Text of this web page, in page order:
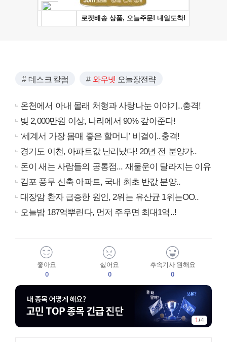
데스크 칼럼 와우넷 오늘장전략
온천에서 아내 몰래 처형과 사랑나눈 이야기..충격!
빚 2,000만원 이상, 나라에서 90% 갚아준다!
‘세계서 가장 몸매 좋은 할머니’ 비결이..충격!
경기도 이천, 아파트값 난리났다! 20년 전 분양가..
돈이 새는 사람들의 공통점... 재물운이 달라지는 이유
김포 풍무 신축 아파트, 국내 최초 반값 분양..
대장암 환자 급증한 원인, 2위는 유산균 1위는OO..
오늘밤 187억뿌린다, 먼저 주우면 최대1억..!
좋아요
0
싫어요
0
후속기사 원해요
0
1/4